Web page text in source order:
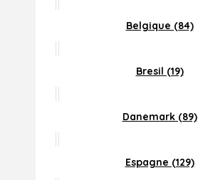
Belgique (84)
Bresil (19)
Danemark (89)
Espagne (129)